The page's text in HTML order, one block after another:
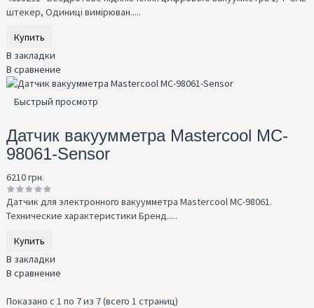
штекер, Одиниці вимірюван.....
Купить
В закладки
В сравнение
Быстрый просмотр
Датчик вакуумметра Mastercool MC-
98061-Sensor
6210 грн.
Датчик для электронного вакуумметра Mastercool MC-98061.
Технические характеристики Бренд.....
Купить
В закладки
В сравнение
Показано с 1 по 7 из 7 (всего 1 страниц)